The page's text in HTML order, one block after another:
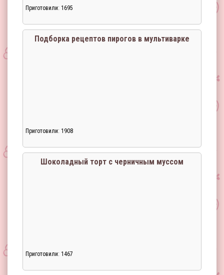
Приготовили: 1695
Подборка рецептов пирогов в мультиварке
Приготовили: 1908
Шоколадный торт с черничным муссом
Приготовили: 1467